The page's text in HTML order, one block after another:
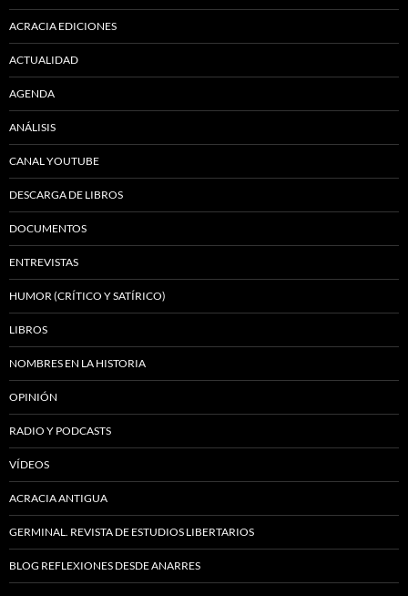
ACRACIA EDICIONES
ACTUALIDAD
AGENDA
ANÁLISIS
CANAL YOUTUBE
DESCARGA DE LIBROS
DOCUMENTOS
ENTREVISTAS
HUMOR (CRÍTICO Y SATÍRICO)
LIBROS
NOMBRES EN LA HISTORIA
OPINIÓN
RADIO Y PODCASTS
VÍDEOS
ACRACIA ANTIGUA
GERMINAL. REVISTA DE ESTUDIOS LIBERTARIOS
BLOG REFLEXIONES DESDE ANARRES